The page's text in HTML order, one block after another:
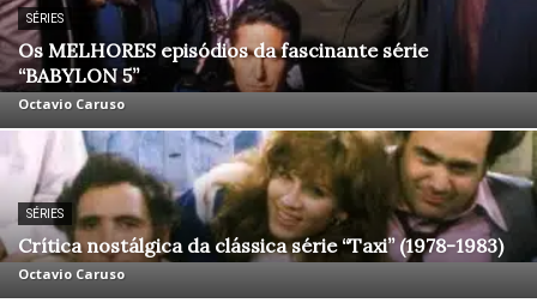
SÉRIES
Os MELHORES episódios da fascinante série
“BABYLON 5”
Octavio Caruso
SÉRIES
Crítica nostálgica da clássica série “Taxi” (1978-1983)
Octavio Caruso